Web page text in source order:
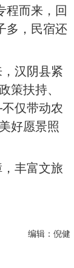
程而来，回
多，民宿还
汉阴县紧
扶持、
仅带动农
好愿景照
丰富文旅
编辑：倪健